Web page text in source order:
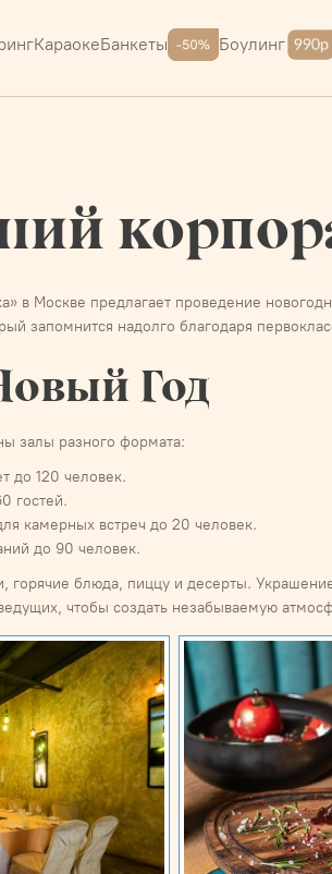
КараокеБанкеты Боулинг
в Москве предлагает проведение
запомнится надолго благодаря
Год
залы разного формата:
до 120 человек.
гостей.
камерных встреч до 20 человек.
до 90 человек.
горячие блюда, пиццу и десерты.
чтобы создать незабываемую